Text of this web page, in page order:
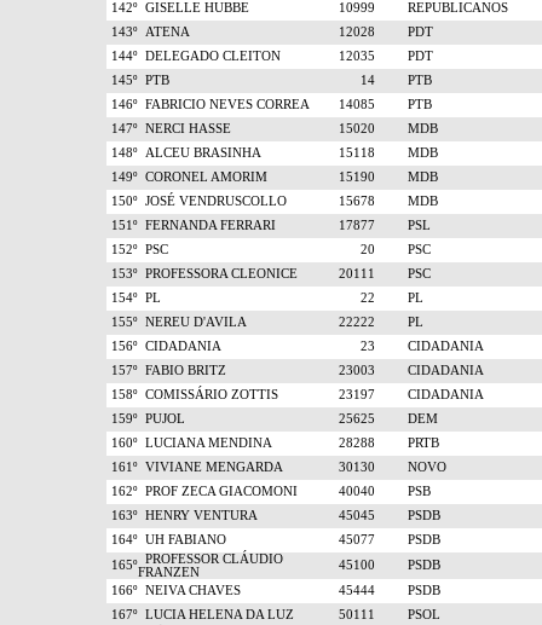
142º GISELLE HUBBE 10999
REPUBLICANOS
143º ATENA 12028
PDT
144º DELEGADO CLEITON 12035
PDT
145º PTB 14
PTB
146º FABRICIO NEVES CORREA 14085
PTB
147º NERCI HASSE 15020
MDB
148º ALCEU BRASINHA 15118
MDB
149º CORONEL AMORIM 15190
MDB
150º JOSÉ VENDRUSCOLLO 15678
MDB
151º FERNANDA FERRARI 17877
PSL
152º PSC 20
PSC
153º PROFESSORA CLEONICE 20111
PSC
154º PL 22
PL
155º NEREU D'AVILA 22222
PL
156º CIDADANIA 23
CIDADANIA
157º FABIO BRITZ 23003
CIDADANIA
158º COMISSÁRIO ZOTTIS 23197
CIDADANIA
159º PUJOL 25625
DEM
160º LUCIANA MENDINA 28288
PRTB
161º VIVIANE MENGARDA 30130
NOVO
162º PROF ZECA GIACOMONI 40040
PSB
163º HENRY VENTURA 45045
PSDB
164º UH FABIANO 45077
PSDB
165º PROFESSOR CLÁUDIO
FRANZEN
45100
PSDB
166º NEIVA CHAVES 45444
PSDB
167º LUCIA HELENA DA LUZ 50111
PSOL